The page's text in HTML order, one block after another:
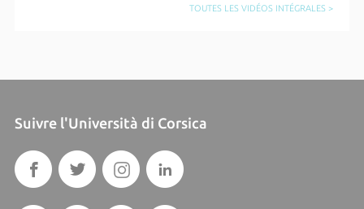
TOUTES LES VIDÉOS INTÉGRALES >
Suivre l'Università di Corsica